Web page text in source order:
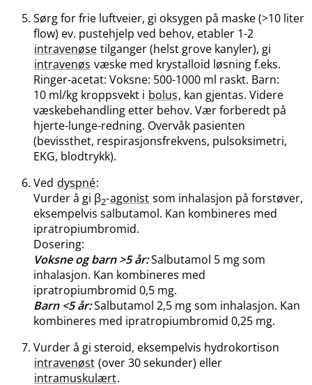
Sørg for frie luftveier, gi oksygen på maske (>10 liter
flow) ev. pustehjelp ved behov, etabler 1-2
intravenøse tilganger (helst grove kanyler), gi
intravenøs væske med krystalloid løsning f.eks.
Ringer-acetat: Voksne: 500-1000 ml raskt. Barn:
10 ml/kg kroppsvekt i bolus, kan gjentas. Videre
væskebehandling etter behov. Vær forberedt på
hjerte-lunge-redning. Overvåk pasienten
(bevissthet, respirasjonsfrekvens, pulsoksimetri,
EKG, blodtrykk).
Ved dyspné:
Vurder å gi β2-agonist som inhalasjon på forstøver,
eksempelvis salbutamol. Kan kombineres med
ipratropiumbromid.
Dosering:
Voksne og barn >5 år:Salbutamol 5 mg som
inhalasjon. Kan kombineres med
ipratropiumbromid 0,5 mg.
Barn <5 år:Salbutamol 2,5 mg som inhalasjon. Kan
kombineres med ipratropiumbromid 0,25 mg.
Vurder å gi steroid, eksempelvis hydrokortison
intravenøst (over 30 sekunder) eller
intramuskulært.